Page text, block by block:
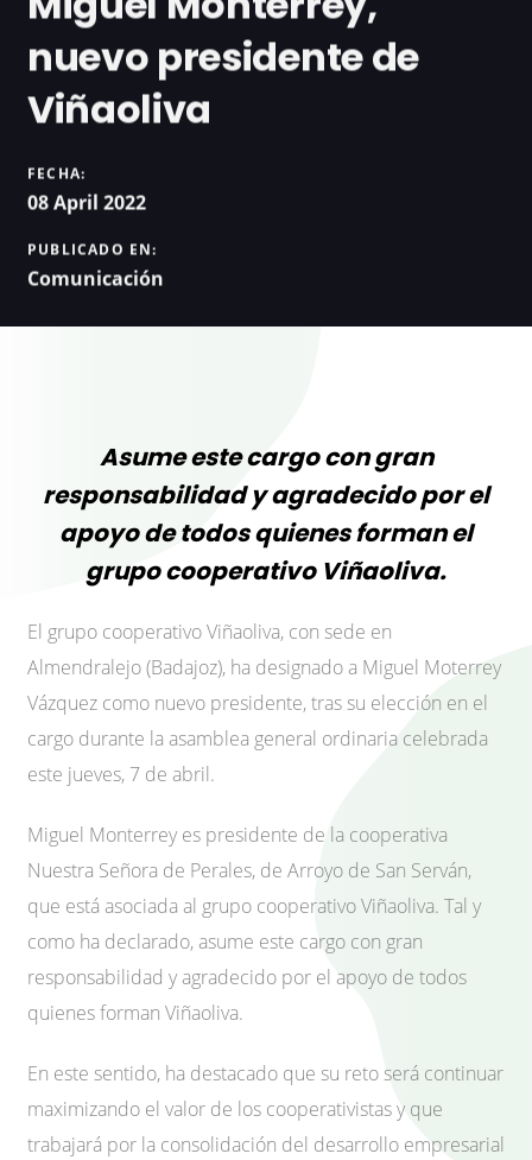
nuevo presidente de
Viñaoliva
FECHA:
08 April 2022
PUBLICADO EN:
Comunicación
Asume este cargo con gran
responsabilidad y agradecido por el
apoyo de todos quienes forman el
grupo cooperativo Viñaoliva.
El grupo cooperativo Viñaoliva, con sede en
Almendralejo (Badajoz), ha designado a Miguel Moterrey
Vázquez como nuevo presidente, tras su elección en el
cargo durante la asamblea general ordinaria celebrada
este jueves, 7 de abril.
Miguel Monterrey es presidente de la cooperativa
Nuestra Señora de Perales, de Arroyo de San Serván,
que está asociada al grupo cooperativo Viñaoliva. Tal y
como ha declarado, asume este cargo con gran
responsabilidad y agradecido por el apoyo de todos
quienes forman Viñaoliva.
En este sentido, ha destacado que su reto será continuar
maximizando el valor de los cooperativistas y que
trabajará por la consolidación del desarrollo empresarial